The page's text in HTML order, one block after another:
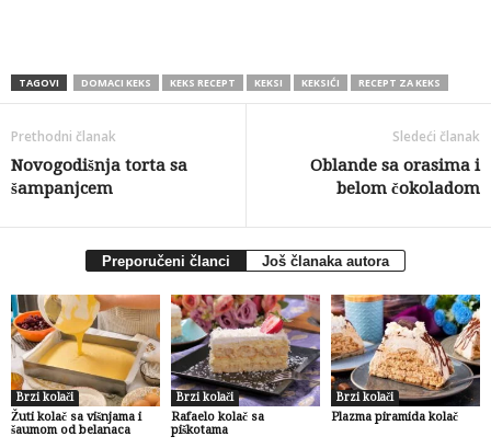
TAGOVI DOMACI KEKS KEKS RECEPT KEKSI KEKSIĆI RECEPT ZA KEKS
Prethodni članak
Novogodišnja torta sa
šampanjcem
Sledeći članak
Oblande sa orasima i
belom čokoladom
Preporučeni članci Još članaka autora
Brzi kolači
Žuti kolač sa višnjama i
šaumom od belanaca
Brzi kolači
Rafaelo kolač sa
piškotama
Brzi kolači
Plazma piramida kolač